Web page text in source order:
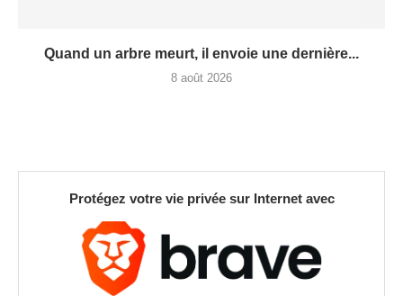
Quand un arbre meurt, il envoie une dernière...
8 août 2026
Protégez votre vie privée sur Internet avec